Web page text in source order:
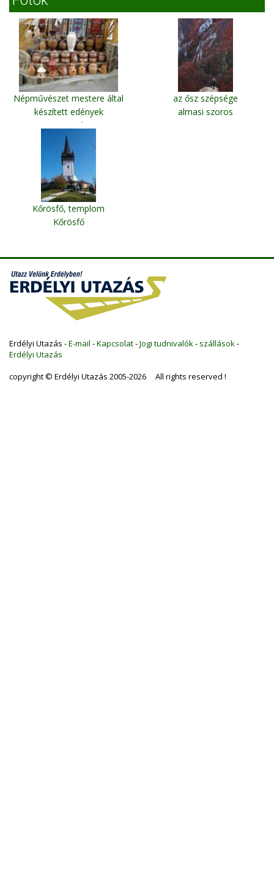
Népművészet mestere által
készített edények
Korond
az ősz szépsége
almasi szoros
Kőrösfő, templom
Kőrösfő
Erdélyi Utazás -E-mail -Kapcsolat-Jogi tudnivalók - szállások -
Erdélyi Utazás
copyright © Erdélyi Utazás 2005-2026 All rights reserved !